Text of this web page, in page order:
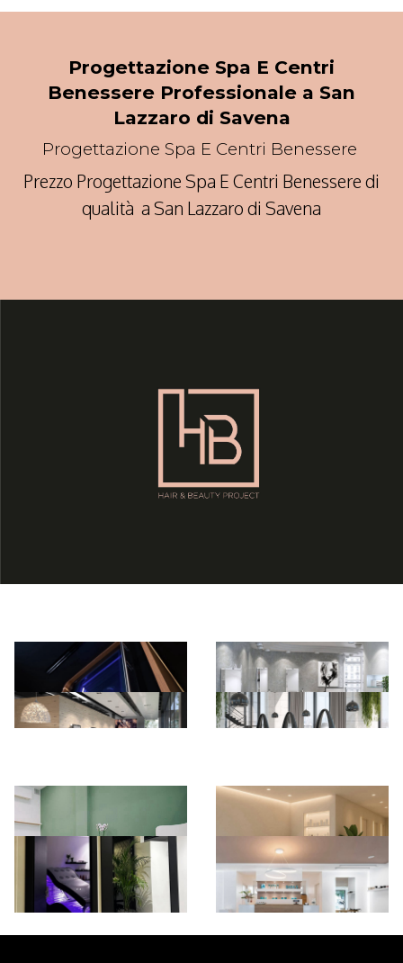
Progettazione Spa E Centri
Benessere Professionale a San
Lazzaro di Savena
Progettazione Spa E Centri Benessere
Prezzo Progettazione Spa E Centri Benessere di
qualità a San Lazzaro di Savena